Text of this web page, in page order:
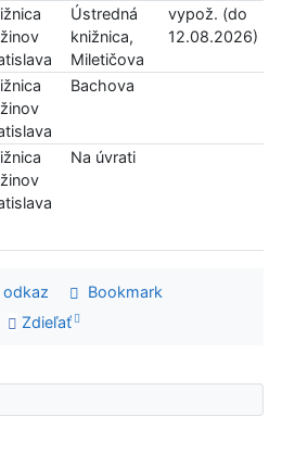
Ústredná
knižnica,
Miletičova
vypož. (do
12.08.2026)
Bachova
Na úvrati
odkaz
Bookmark
Zdieľať